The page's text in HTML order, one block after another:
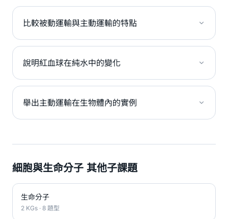
比較被動運輸與主動運輸的特點
說明紅血球在純水中的變化
舉出主動運輸在生物體內的實例
細胞與生命分子 其他子課題
生命分子
2 KGs · 8 題型